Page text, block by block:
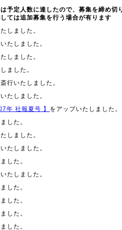
予定人数に達したので、募集を締め切
ては追加募集を行う場合が有ります
しました。
たしました。
しました。
ました。
行いたしました。
たしました。
年 社報夏号 】 をアップいたしました。
した。
しました。
たしました。
した。
たしました。
した。
した。
した。
した。